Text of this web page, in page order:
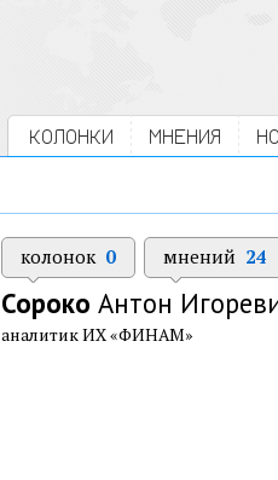
КОЛОНКИ МНЕНИЯ
колонок 0 мнений 24
Сороко Антон
аналитик ИХ «ФИНАМ»